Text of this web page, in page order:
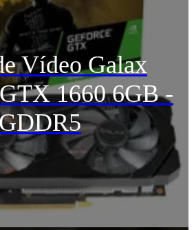
Vídeo Galax
1660 6GB -